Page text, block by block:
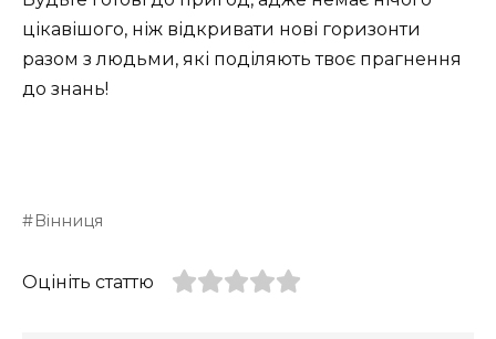
цікавішого, ніж відкривати нові горизонти
разом з людьми, які поділяють твоє прагнення
до знань!
Вінниця
Оцініть статтю